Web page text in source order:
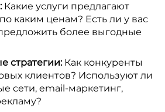
Какие услуги предлагают
каким ценам? Есть ли у вас
более выгодные
стратегии:Как конкуренты
клиентов? Используют ли
сети, email-маркетинг,